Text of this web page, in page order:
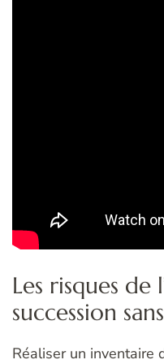
Les risques de
succession
Réaliser un inventaire